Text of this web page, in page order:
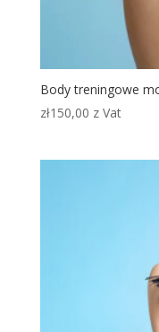
Body treningowe
zł150,00 z Vat